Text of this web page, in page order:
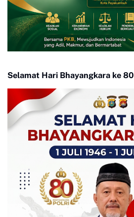
Selamat Hari Bhayangkara ke 80